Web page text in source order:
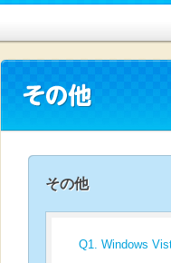
その他
Q1. Windows